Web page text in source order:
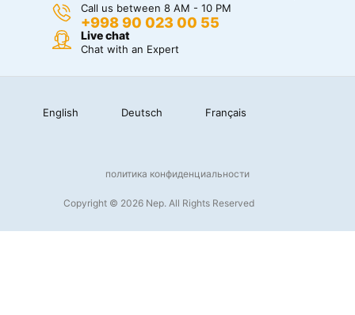
Call us between 8 AM - 10 PM
+998 90 023 00 55
Live chat
Chat with an Expert
English Deutsch Français
Copyright © 2026 Nep. All Rights Reserved
политика конфиденциальности